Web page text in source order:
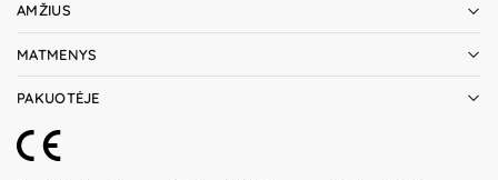
AMŽIUS
MATMENYS
PAKUOTĖJE